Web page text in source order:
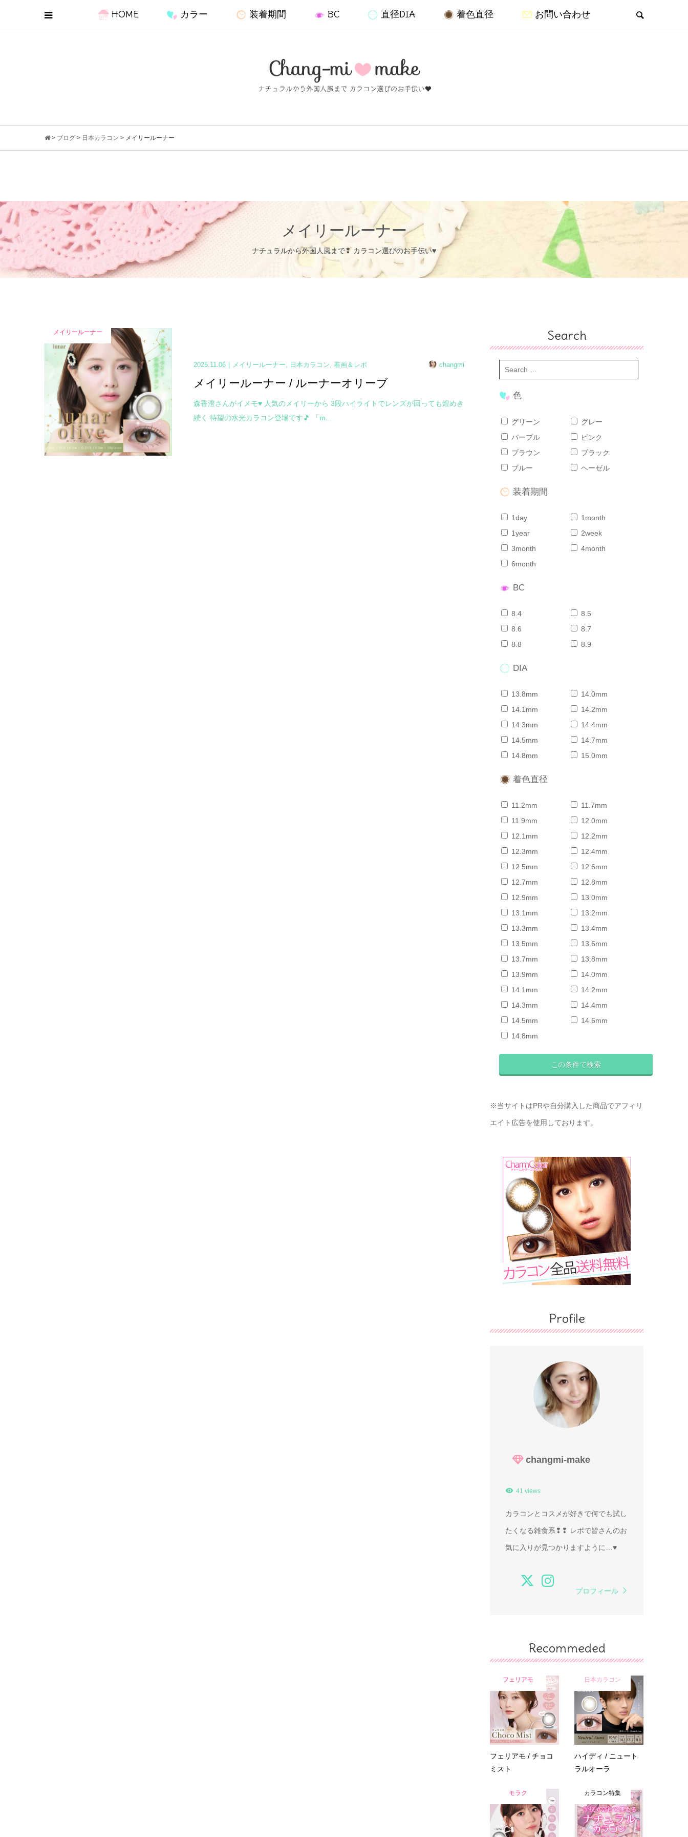
HOME カラー 装着期間 BC 直径DIA 着色直径 お問い合わせ
> ブログ > 日本カラコン > メイリールーナー
メイリールーナー
ナチュラルから外国人風まで❢ カラコン選びのお手伝い♥
メイリールーナー
2025.11.06 メイリールーナー, 日本カラコン,着画＆レポ changmi
メイリールーナー / ルーナーオリーブ
森香澄さんがイメモ♥ 人気のメイリーから 3段ハイライトでレンズが回っても煌めき
続く 待望の水光カラコン登場です🎵 「m...
Search
色
グリーン
グレー
パープル
ピンク
ブラウン
ブラック
ブルー
ヘーゼル
装着期間
1day
1month
1year
2week
3month
4month
6month
BC
8.4
8.5
8.6
8.7
8.8
8.9
DIA
13.8mm
14.0mm
14.1mm
14.2mm
14.3mm
14.4mm
14.5mm
14.7mm
14.8mm
15.0mm
着色直径
11.2mm
11.7mm
11.9mm
12.0mm
12.1mm
12.2mm
12.3mm
12.4mm
12.5mm
12.6mm
12.7mm
12.8mm
12.9mm
13.0mm
13.1mm
13.2mm
13.3mm
13.4mm
13.5mm
13.6mm
13.7mm
13.8mm
13.9mm
14.0mm
14.1mm
14.2mm
14.3mm
14.4mm
14.5mm
14.6mm
14.8mm
※当サイトはPRや自分購入した商品でアフィリ
エイト広告を使用しております。
Profile
changmi-make
41 views
カラコンとコスメが好きで何でも試し
たくなる雑食系❢❢ レポで皆さんのお
気に入りが見つかりますように…♥
プロフィール
Recommeded
フェリアモ
フェリアモ / チョコ
ミスト
日本カラコン
ハイディ / ニュート
ラルオーラ
モラク カラコン特集